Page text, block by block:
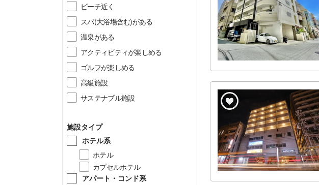
ビーチ近く
スパ(大浴場含む)がある
温泉がある
アクティビティが楽しめる
ゴルフが楽しめる
高級施設
サステナブル施設
施設タイプ
ホテル系
ホテル
カプセルホテル
アパート・コンド系